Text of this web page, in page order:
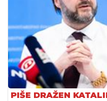
PIŠE DRAŽEN